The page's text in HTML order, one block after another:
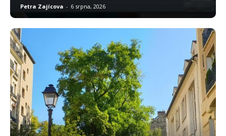
Petra Zajícova - 6 srpna, 2026